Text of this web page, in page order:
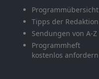
Programmübersicht
Tipps der Redaktion
Sendungen von A-Z
Programmheft
kostenlos anfordern